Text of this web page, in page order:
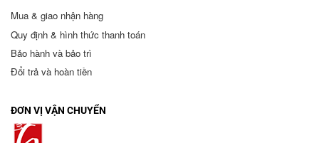
Mua & giao nhận hàng
Quy định & hình thức thanh toán
Bảo hành và bảo trì
Đổi trả và hoàn tiền
ĐƠN VỊ VẬN CHUYỂN